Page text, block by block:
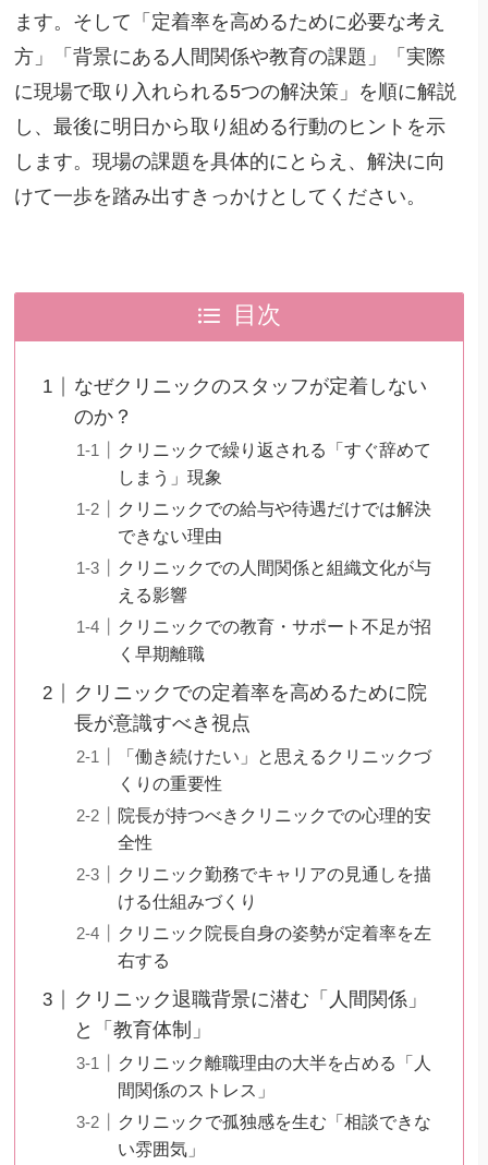
ます。そして「定着率を高めるために必要な考え
方」「背景にある人間関係や教育の課題」「実際
に現場で取り入れられる5つの解決策」を順に解説
し、最後に明日から取り組める行動のヒントを示
します。現場の課題を具体的にとらえ、解決に向
けて一歩を踏み出すきっかけとしてください。
目次
なぜクリニックのスタッフが定着しない
のか？
クリニックで繰り返される「すぐ辞めて
しまう」現象
クリニックでの給与や待遇だけでは解決
できない理由
クリニックでの人間関係と組織文化が与
える影響
クリニックでの教育・サポート不足が招
く早期離職
クリニックでの定着率を高めるために院
長が意識すべき視点
「働き続けたい」と思えるクリニックづ
くりの重要性
院長が持つべきクリニックでの心理的安
全性
クリニック勤務でキャリアの見通しを描
ける仕組みづくり
クリニック院長自身の姿勢が定着率を左
右する
クリニック退職背景に潜む「人間関係」
と「教育体制」
クリニック離職理由の大半を占める「人
間関係のストレス」
クリニックで孤独感を生む「相談できな
い雰囲気」